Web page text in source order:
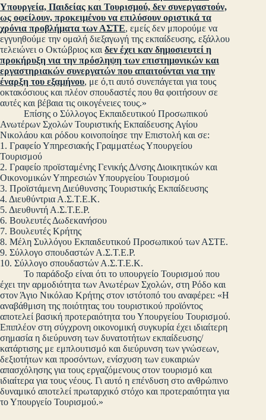
Υπουργεία, Παιδείας και Τουρισμού, δεν συνεργαστούν,
ως οφείλουν, προκειμένου να επιλύσουν οριστικά τα
χρόνια προβλήματα των ΑΣΤΕ, εμείς δεν μπορούμε να
εγγυηθούμε την ομαλή διεξαγωγή της εκπαίδευσης, εξάλλου
τελειώνει ο Οκτώβριος και δεν έχει καν δημοσιευτεί η
προκήρυξη νια την πρόσληψη των επιστημονικών και
εργαστηριακών συνεργατών που απαιτούνται νια την
έναρξη του εξαμήνου, με ό,τι αυτό συνεπάγεται για τους
οκτακόσιους και πλέον σπουδαστές που θα φοιτήσουν σε
αυτές και βέβαια τις οικογένειες τους.»
Επίσης ο Σύλλογος Εκπαιδευτικού Προσωπικού
Ανωτέρων Σχολών Τουριστικής Εκπαίδευσης Αγίου
Νικολάου και ρόδου κοινοποίησε την Επιστολή και σε:
1. Γραφείο Υπηρεσιακής Γραμματέως Υπουργείου
Τουρισμού
2. Γραφείο προϊσταμένης Γενικής Δ/νσης Διοικητικών και
Οικονομικών Υπηρεσιών Υπουργείου Τουρισμού
3. Προϊστάμενη Διεύθυνσης Τουριστικής Εκπαίδευσης
4. Διευθύντρια Α.Σ.Τ.Ε.Κ.
5. Διευθυντή Α.Σ.Τ.Ε.Ρ.
6. Βουλευτές Δωδεκανήσου
7. Βουλευτές Κρήτης
8. Μέλη Συλλόγου Εκπαιδευτικού Προσωπικού των ΑΣΤΕ.
9. Σύλλογο σπουδαστών Α.Σ.Τ.Ε.Ρ.
10. Σύλλογο σπουδαστών Α.Σ.Τ.Ε.Κ.
Το παράδοξο είναι ότι το υπουργείο Τουρισμού που
έχει την αρμοδιότητα των Ανωτέρων Σχολών, στη Ρόδο και
στον Άγιο Νικόλαο Κρήτης στον ιστότοπό του αναφέρει: «Η
αναβάθμιση της ποιότητας του τουριστικού προϊόντος
αποτελεί βασική προτεραιότητα του Υπουργείου Τουρισμού.
Επιπλέον στη σύγχρονη οικονομική συγκυρία έχει ιδιαίτερη
σημασία η διεύρυνση των δυνατοτήτων εκπαίδευσης/
κατάρτισης με εμπλουτισμό και διεύρυνση των γνώσεων,
δεξιοτήτων και προσόντων, ενίσχυση των ευκαιριών
απασχόλησης για τους εργαζόμενους στον τουρισμό και
ιδιαίτερα για τους νέους. Γι αυτό η επένδυση στο ανθρώπινο
δυναμικό αποτελεί πρωταρχικό στόχο και προτεραιότητα για
το Υπουργείο Τουρισμού.»